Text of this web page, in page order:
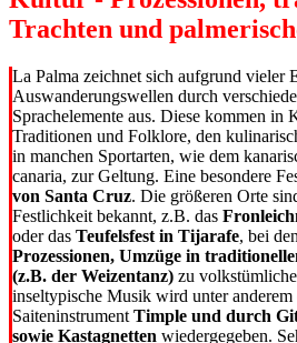
Trachten und
La Palma zeichnet sich aufgrund vieler
Auswanderungswellen durch
Sprachelemente aus. Diese kommen in
Traditionen und Folklore, den
in manchen Sportarten, wie dem
canaria, zur Geltung. Eine besondere
von Santa Cruz. Die größeren Orte
Festlichkeit bekannt, z.B. das
oder das Teufelsfest in Tijarafe, bei
Prozessionen, Umzüge in
(z.B. der Weizentanz) zu
inseltypische Musik wird unter anderem
Saiteninstrument Timple und durch
sowie Kastagnetten wiedergegeben.